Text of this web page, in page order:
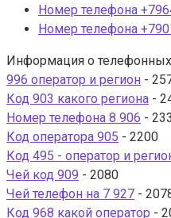
Номер телефона
Номер телефона
Информация о телефонных
996 оператор и регион -
Код 903 какого региона -
Номер телефона 8 906 -
Код оператора 905 - 2200
Код 495 - оператор и
Чей код 909 - 2080
Чей телефон на 7 927 -
Код 968 какой оператор -